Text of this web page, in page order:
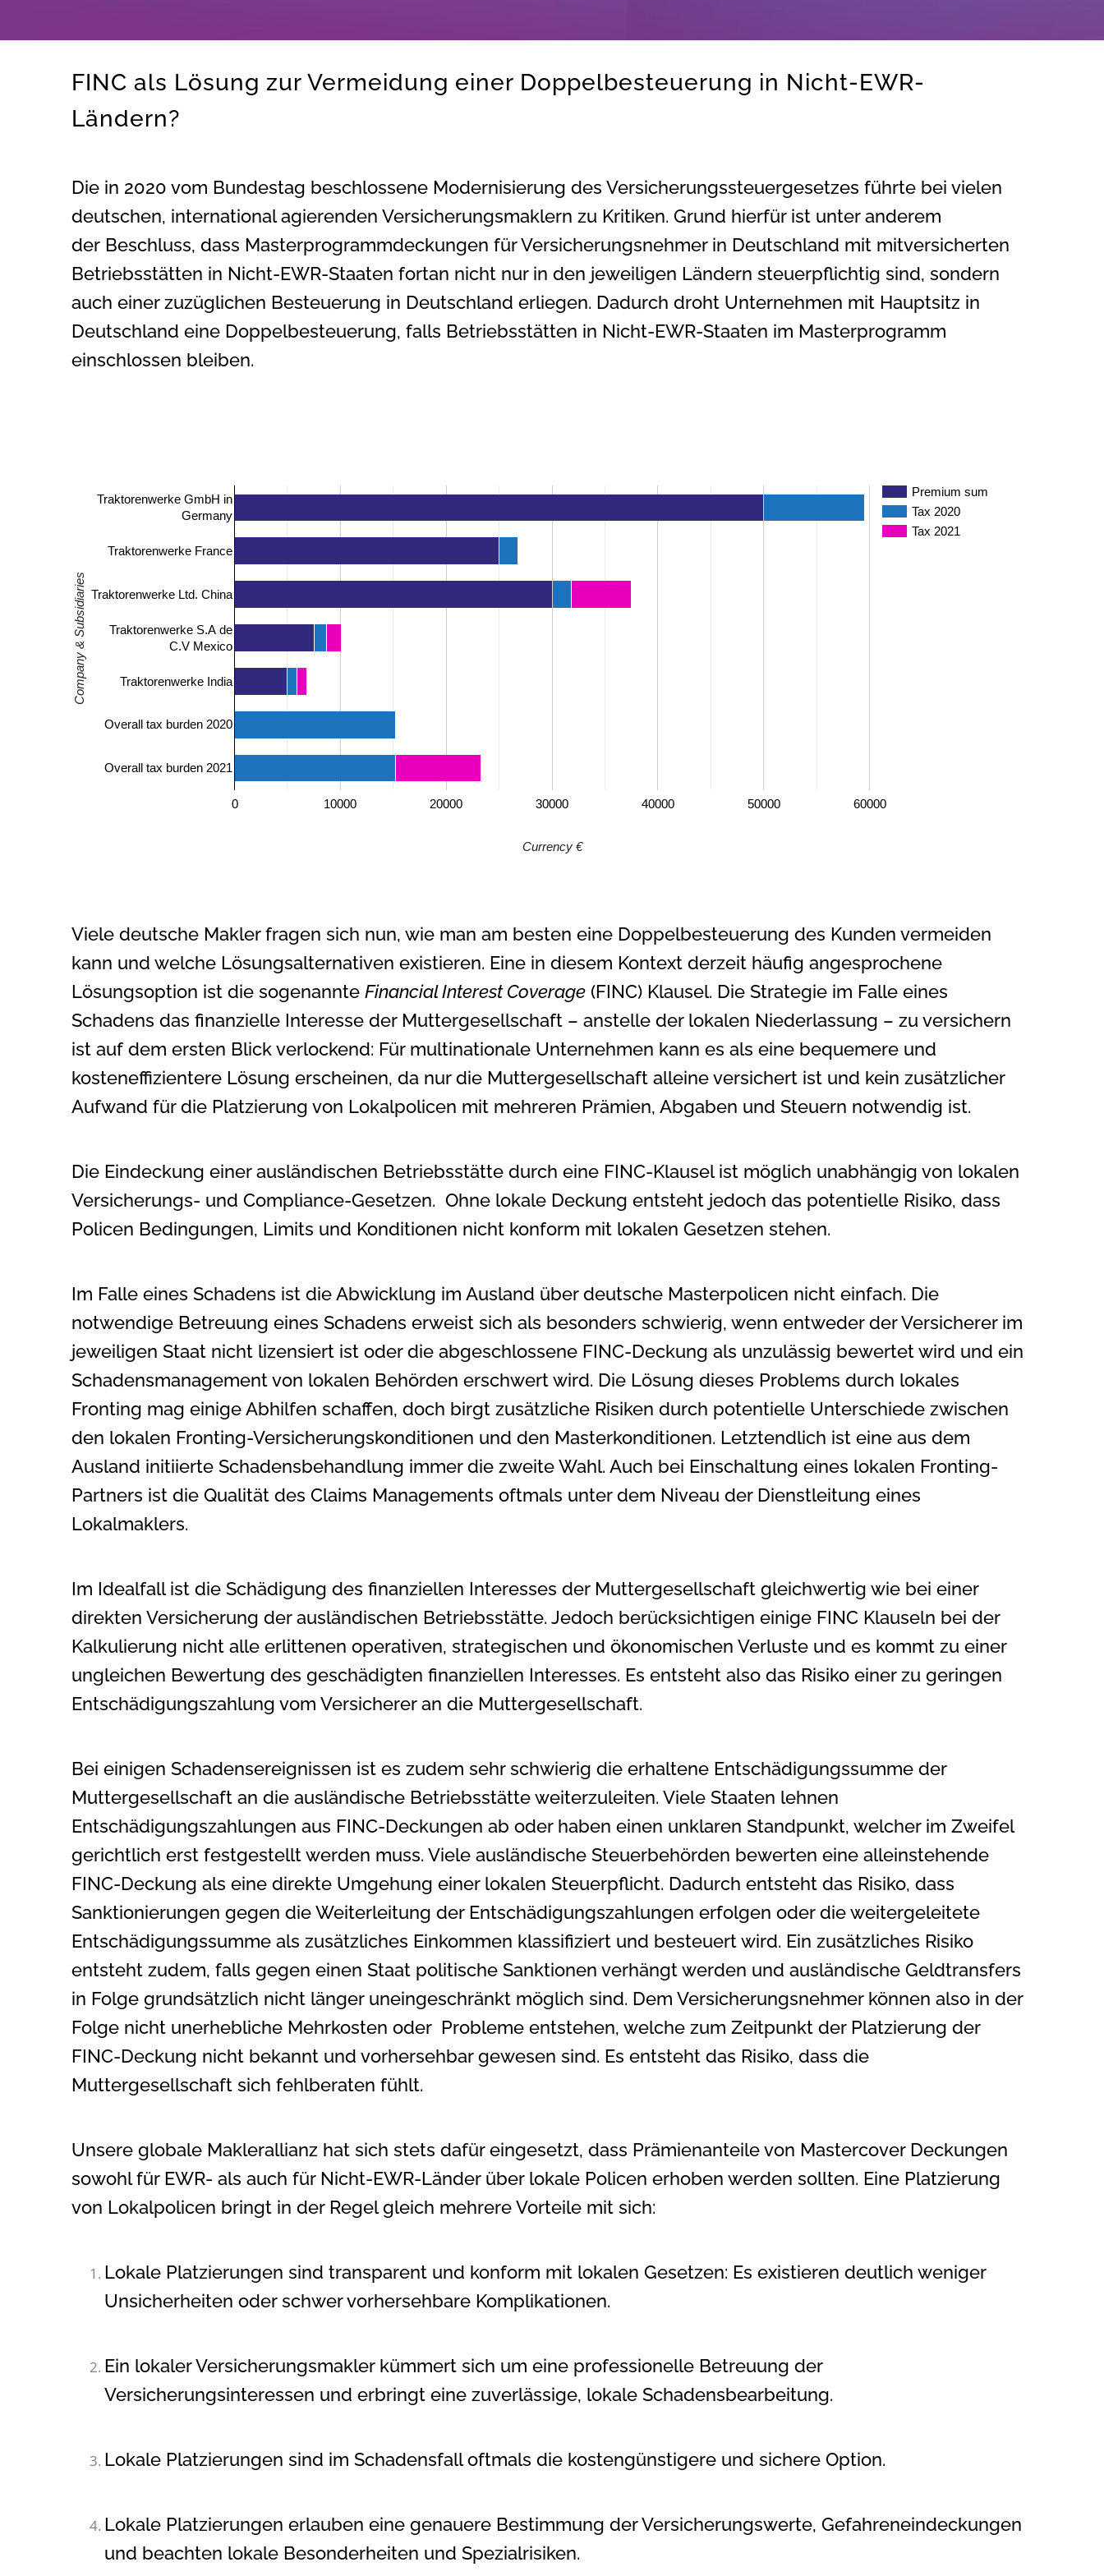
FINC als Lösung zur Vermeidung einer Doppelbesteuerung in Nicht-EWR-
Ländern?
Die in 2020 vom Bundestag beschlossene Modernisierung des Versicherungssteuergesetzes führte bei vielen
deutschen, international agierenden Versicherungsmaklern zu Kritiken. Grund hierfür ist unter anderem
der Beschluss, dass Masterprogrammdeckungen für Versicherungsnehmer in Deutschland mit mitversicherten
Betriebsstätten in Nicht-EWR-Staaten fortan nicht nur in den jeweiligen Ländern steuerpflichtig sind, sondern
auch einer zuzüglichen Besteuerung in Deutschland erliegen. Dadurch droht Unternehmen mit Hauptsitz in
Deutschland eine Doppelbesteuerung, falls Betriebsstätten in Nicht-EWR-Staaten im Masterprogramm
einschlossen bleiben.
Premium sum
Tax 2020
Tax 2021
0 10000 20000 30000 40000 50000 60000
Traktorenwerke GmbH in
Germany
Traktorenwerke France
Traktorenwerke Ltd. China
Traktorenwerke S.A de
C.V Mexico
Traktorenwerke India
Overall tax burden 2020
Overall tax burden 2021
Currency €
Company & Subsidiaries
Viele deutsche Makler fragen sich nun, wie man am besten eine Doppelbesteuerung des Kunden vermeiden
kann und welche Lösungsalternativen existieren. Eine in diesem Kontext derzeit häufig angesprochene
Lösungsoption ist die sogenannte Financial Interest Coverage (FINC) Klausel. Die Strategie im Falle eines
Schadens das finanzielle Interesse der Muttergesellschaft – anstelle der lokalen Niederlassung – zu versichern
ist auf dem ersten Blick verlockend: Für multinationale Unternehmen kann es als eine bequemere und
kosteneffizientere Lösung erscheinen, da nur die Muttergesellschaft alleine versichert ist und kein zusätzlicher
Aufwand für die Platzierung von Lokalpolicen mit mehreren Prämien, Abgaben und Steuern notwendig ist.
Die Eindeckung einer ausländischen Betriebsstätte durch eine FINC-Klausel ist möglich unabhängig von lokalen
Versicherungs- und Compliance-Gesetzen. Ohne lokale Deckung entsteht jedoch das potentielle Risiko, dass
Policen Bedingungen, Limits und Konditionen nicht konform mit lokalen Gesetzen stehen.
Im Falle eines Schadens ist die Abwicklung im Ausland über deutsche Masterpolicen nicht einfach. Die
notwendige Betreuung eines Schadens erweist sich als besonders schwierig, wenn entweder der Versicherer im
jeweiligen Staat nicht lizensiert ist oder die abgeschlossene FINC-Deckung als unzulässig bewertet wird und ein
Schadensmanagement von lokalen Behörden erschwert wird. Die Lösung dieses Problems durch lokales
Fronting mag einige Abhilfen schaffen, doch birgt zusätzliche Risiken durch potentielle Unterschiede zwischen
den lokalen Fronting-Versicherungskonditionen und den Masterkonditionen. Letztendlich ist eine aus dem
Ausland initiierte Schadensbehandlung immer die zweite Wahl. Auch bei Einschaltung eines lokalen Fronting-
Partners ist die Qualität des Claims Managements oftmals unter dem Niveau der Dienstleitung eines
Lokalmaklers.
Im Idealfall ist die Schädigung des finanziellen Interesses der Muttergesellschaft gleichwertig wie bei einer
direkten Versicherung der ausländischen Betriebsstätte. Jedoch berücksichtigen einige FINC Klauseln bei der
Kalkulierung nicht alle erlittenen operativen, strategischen und ökonomischen Verluste und es kommt zu einer
ungleichen Bewertung des geschädigten finanziellen Interesses. Es entsteht also das Risiko einer zu geringen
Entschädigungszahlung vom Versicherer an die Muttergesellschaft.
Bei einigen Schadensereignissen ist es zudem sehr schwierig die erhaltene Entschädigungssumme der
Muttergesellschaft an die ausländische Betriebsstätte weiterzuleiten. Viele Staaten lehnen
Entschädigungszahlungen aus FINC-Deckungen ab oder haben einen unklaren Standpunkt, welcher im Zweifel
gerichtlich erst festgestellt werden muss. Viele ausländische Steuerbehörden bewerten eine alleinstehende
FINC-Deckung als eine direkte Umgehung einer lokalen Steuerpflicht. Dadurch entsteht das Risiko, dass
Sanktionierungen gegen die Weiterleitung der Entschädigungszahlungen erfolgen oder die weitergeleitete
Entschädigungssumme als zusätzliches Einkommen klassifiziert und besteuert wird. Ein zusätzliches Risiko
entsteht zudem, falls gegen einen Staat politische Sanktionen verhängt werden und ausländische Geldtransfers
in Folge grundsätzlich nicht länger uneingeschränkt möglich sind. Dem Versicherungsnehmer können also in der
Folge nicht unerhebliche Mehrkosten oder Probleme entstehen, welche zum Zeitpunkt der Platzierung der
FINC-Deckung nicht bekannt und vorhersehbar gewesen sind. Es entsteht das Risiko, dass die
Muttergesellschaft sich fehlberaten fühlt.
Unsere globale Maklerallianz hat sich stets dafür eingesetzt, dass Prämienanteile von Mastercover Deckungen
sowohl für EWR- als auch für Nicht-EWR-Länder über lokale Policen erhoben werden sollten. Eine Platzierung
von Lokalpolicen bringt in der Regel gleich mehrere Vorteile mit sich:
Lokale Platzierungen sind transparent und konform mit lokalen Gesetzen: Es existieren deutlich weniger
Unsicherheiten oder schwer vorhersehbare Komplikationen.
Ein lokaler Versicherungsmakler kümmert sich um eine professionelle Betreuung der
Versicherungsinteressen und erbringt eine zuverlässige, lokale Schadensbearbeitung.
Lokale Platzierungen sind im Schadensfall oftmals die kostengünstigere und sichere Option.
Lokale Platzierungen erlauben eine genauere Bestimmung der Versicherungswerte, Gefahreneindeckungen
und beachten lokale Besonderheiten und Spezialrisiken.